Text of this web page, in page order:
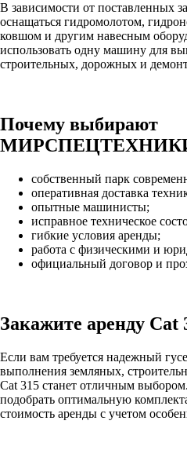
В зависимости от поставленных
оснащаться гидромолотом,
ковшом и другим навесным
использовать одну машину для
строительных, дорожных и
Почему выбирают
собственный парк
оперативная доставка
опытные машинисты;
исправное техническое
гибкие условия аренды;
работа с физическими и
официальный договор и
Закажите аренду Cat
Если вам требуется надежный
выполнения земляных,
Cat 315 станет отличным
подобрать оптимальную
стоимость аренды с учетом